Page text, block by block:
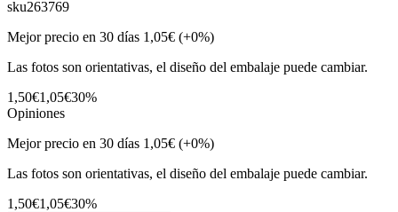
sku263769
Mejor precio en 30 días 1,05€ (+0%)
Las fotos son orientativas, el diseño del embalaje puede cambiar.
1,50€1,05€30%
Opiniones
Mejor precio en 30 días 1,05€ (+0%)
Las fotos son orientativas, el diseño del embalaje puede cambiar.
1,50€1,05€30%